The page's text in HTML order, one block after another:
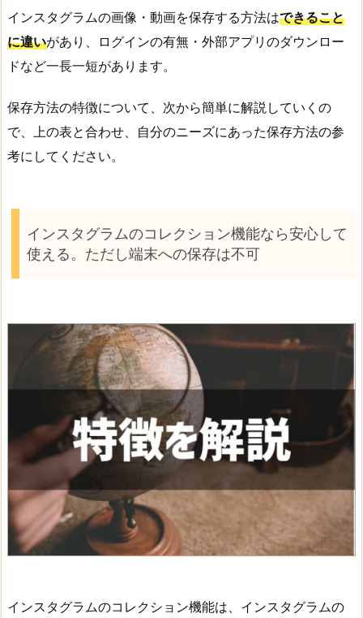
インスタグラムの画像・動画を保存する方法はできること
に違いがあり、ログインの有無・外部アプリのダウンロー
ドなど一長一短があります。
保存方法の特徴について、次から簡単に解説していくの
で、上の表と合わせ、自分のニーズにあった保存方法の参
考にしてください。
インスタグラムのコレクション機能なら安心して
使える。ただし端末への保存は不可
インスタグラムのコレクション機能は、インスタグラムの